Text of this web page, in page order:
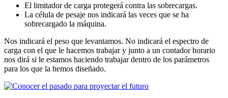
El limitador de carga protegerá contra las sobrecargas.
La célula de pesaje nos indicará las veces que se ha
sobrecargado la máquina.
Nos indicará el peso que levantamos. No indicará el espectro de
carga con el que le hacemos trabajar y junto a un contador horario
nos dirá si le estamos haciendo trabajar dentro de los parámetros
para los que la hemos diseñado.